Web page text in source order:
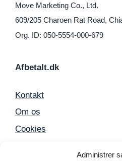
Administrer
Move Marketing Co., Ltd.
609/205 Charoen Rat Road,
Org. ID: 050-5554-000-679
Afbetalt.dk
Kontakt
Om os
Cookies